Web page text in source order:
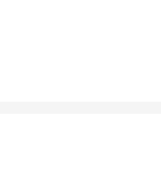
позже